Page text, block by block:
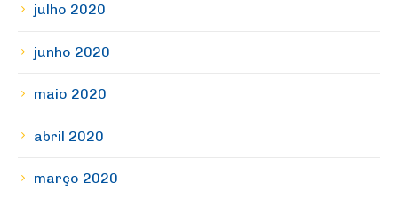
julho 2020
junho 2020
maio 2020
abril 2020
março 2020